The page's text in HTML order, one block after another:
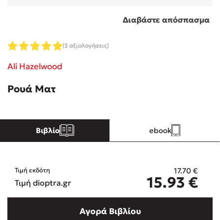
Κώστας Κρομμύδας
Το λιμάνι μου είσαι εσύ
Ένας γίγαντας στο σχολείο
Πάνω, κάτω, μπροστά, πίσω
Διαβάστε απόσπασμα
(3 αξιολογήσεις)
Ali Hazelwood
Ρουά Ματ
Βιβλίο ebook
Τιμή εκδότη 17.70 €
Τιμή dioptra.gr 15.93 €
Αγορά Βιβλίου